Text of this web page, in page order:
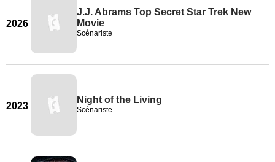
2026
J.J. Abrams Top Secret Star Trek New
Movie
Scénariste
2023
Night of the Living
Scénariste